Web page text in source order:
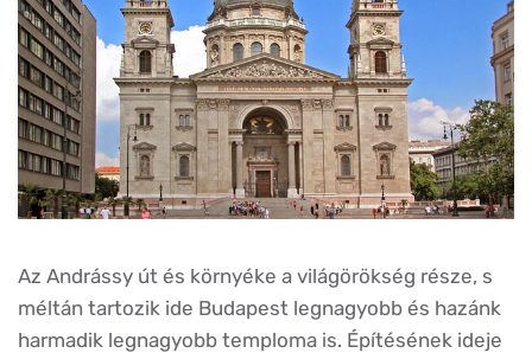
Az Andrássy út és környéke a világörökség része, s
méltán tartozik ide Budapest legnagyobb és hazánk
harmadik legnagyobb temploma is. Építésének ideje